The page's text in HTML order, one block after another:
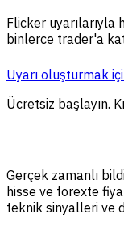
Flicker uyarılarıyla
binlerce trader'a
Uyarı oluşturmak
Ücretsiz başlayın.
Gerçek zamanlı
hisse ve forexte
teknik sinyalleri ve